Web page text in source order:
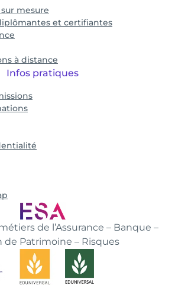
de l’Assurance – Banque –
de Patrimoine – Risques
mesure
et certifiantes
à distance
Infos pratiques